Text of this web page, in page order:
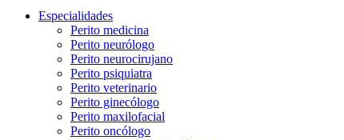
Especialidades
Perito medicina
Perito neurólogo
Perito neurocirujano
Perito psiquiatra
Perito veterinario
Perito ginecólogo
Perito maxilofacial
Perito oncólogo